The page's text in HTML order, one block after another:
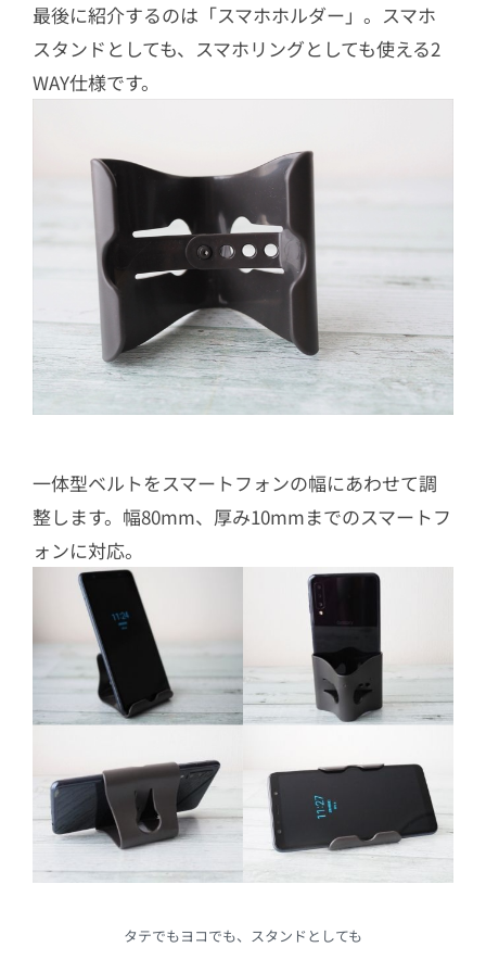
最後に紹介するのは「スマホホルダー」。スマホ
スタンドとしても、スマホリングとしても使える2
WAY仕様です。
一体型ベルトをスマートフォンの幅にあわせて調
整します。幅80mm、厚み10mmまでのスマートフ
ォンに対応。
タテでもヨコでも、スタンドとしても